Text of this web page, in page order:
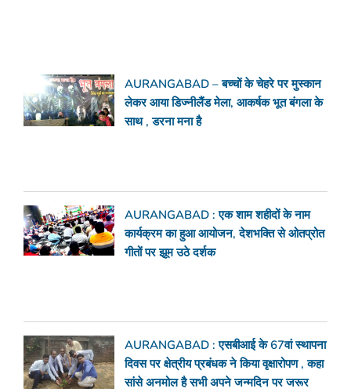
AURANGABAD – बच्चों के चेहरे पर मुस्कान
लेकर आया डिज्नीलैंड मेला, आकर्षक भूत बंगला के
साथ , डरना मना है
AURANGABAD : एक शाम शहीदों के नाम
कार्यक्रम का हुआ आयोजन, देशभक्ति से ओतप्रोत
गीतों पर झूम उठे दर्शक
AURANGABAD : एसबीआई के 67वां स्थापना
दिवस पर क्षेत्रीय प्रबंधक ने किया वृक्षारोपण , कहा
सांसे अनमोल है सभी अपने जन्मदिन पर जरूर